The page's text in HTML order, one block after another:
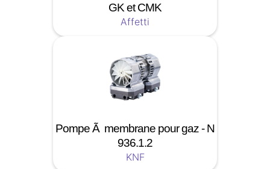
GK et CMK
Affetti
Pompe Ã membrane pour gaz - N
936.1.2
KNF